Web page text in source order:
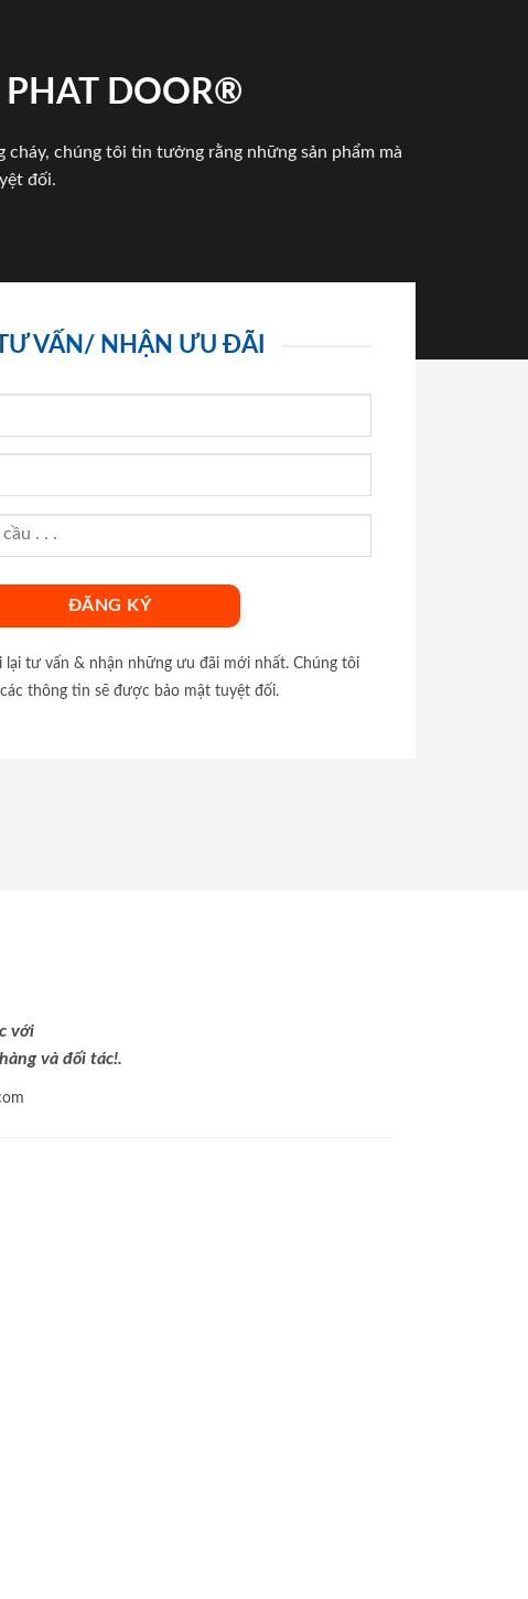
PHAT DOOR®
chúng tôi tin tưởng rằng những sản phẩm mà
đối.
VẤN/ NHẬN ƯU ĐÃI
tư vấn & nhận những ưu đãi mới nhất. Chúng tôi
thông tin sẽ được bảo mật tuyệt đối.
với
và đối tác!.